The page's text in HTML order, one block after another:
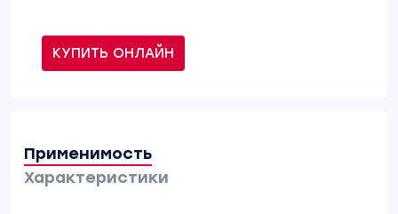
КУПИТЬ ОНЛАЙН
Применимость
Характеристики